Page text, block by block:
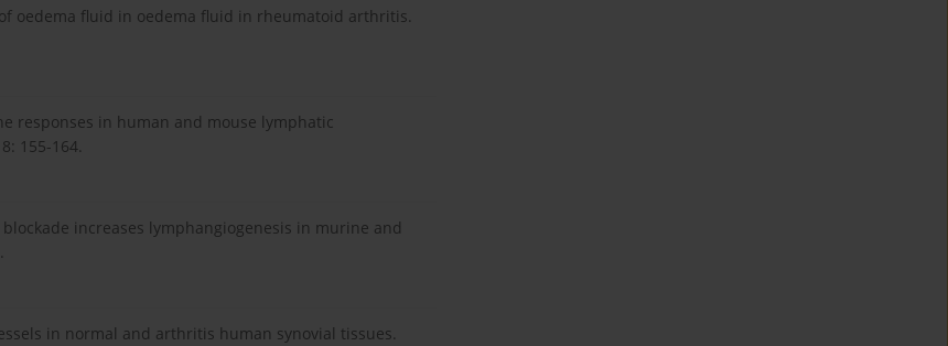
oedema fluid in oedema fluid in rheumatoid arthritis.
responses in human and mouse lymphatic
155-164.
increases lymphangiogenesis in murine and
in normal and arthritis human synovial tissues.